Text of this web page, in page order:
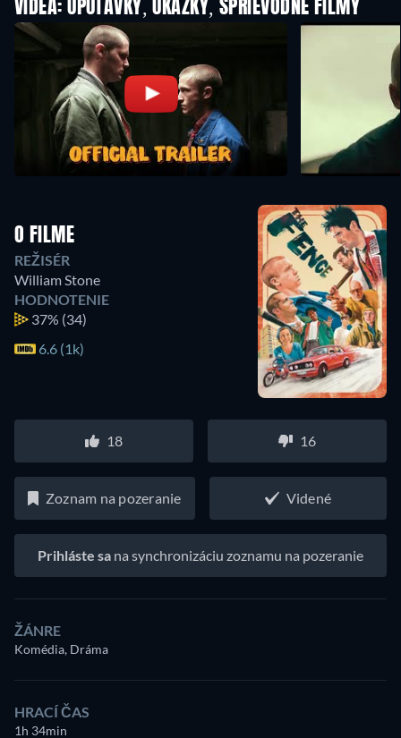
VIDEÁ: UPÚTAVKY, UKÁŽKY, SPRIEVODNÉ FILMY
O FILME
REŽISÉR
William Stone
HODNOTENIE
37% (34)
6.6 (1k)
18 16
Zoznam na pozeranie Videné
Prihláste sa na synchronizáciu zoznamu na pozeranie
ŽÁNRE
Komédia, Dráma
HRACÍ ČAS
1h 34min